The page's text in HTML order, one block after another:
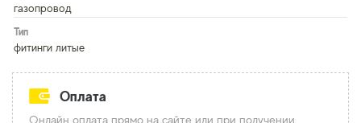
газопровод
Тип
фитинги литые
Оплата
Онлайн оплата прямо на сайте или при получении.